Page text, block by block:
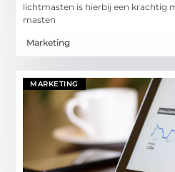
lichtmasten is hierbij een krachtig
masten
Marketing
MARKETING